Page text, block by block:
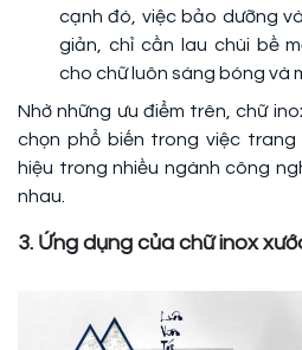
cạnh đó, việc bảo dưỡng
giản, chỉ cần lau chùi bề
cho chữ luôn sáng bóng và
Nhờ những ưu điểm trên, chữ
chọn phổ biến trong việc
hiệu trong nhiều ngành công
nhau.
3. Ứng dụng của chữ inox